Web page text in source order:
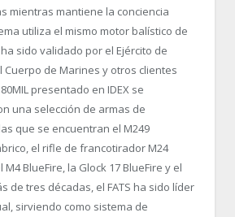
mientras mantiene la conciencia
utiliza el mismo motor balístico de
sido validado por el Ejército de
Cuerpo de Marines y otros clientes
presentado en IDEX se
una selección de armas de
que se encuentran el M249
el rifle de francotirador M24
M4 BlueFire, la Glock 17 BlueFire y el
de tres décadas, el FATS ha sido líder
sirviendo como sistema de